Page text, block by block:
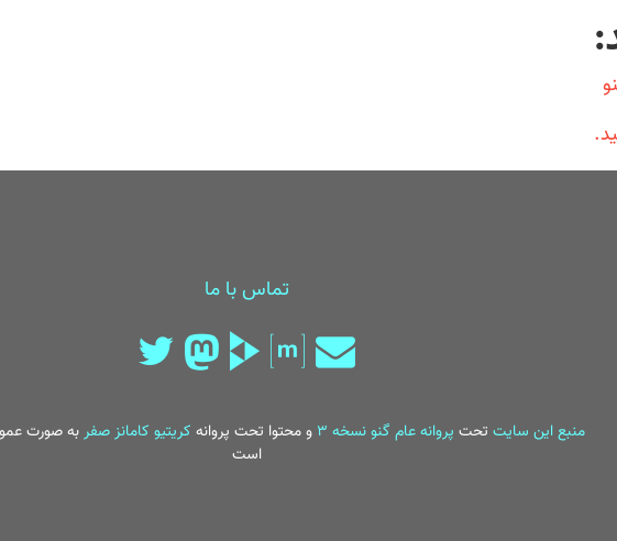
تماس با ما
منبع این سایت تحت پروانه عام گنو نسخه ۳ و محتوا تحت پروانه کریتیو کامانز صفربه صورت
است